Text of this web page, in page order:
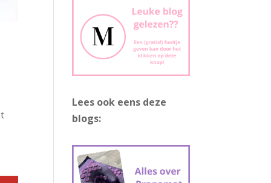
Lees ook eens deze
blogs: